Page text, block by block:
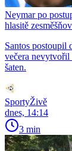
Neymar po
hlasitě
Santos postoupil
večera
šaten.
SportyŽivě
dnes, 14:14
3 min